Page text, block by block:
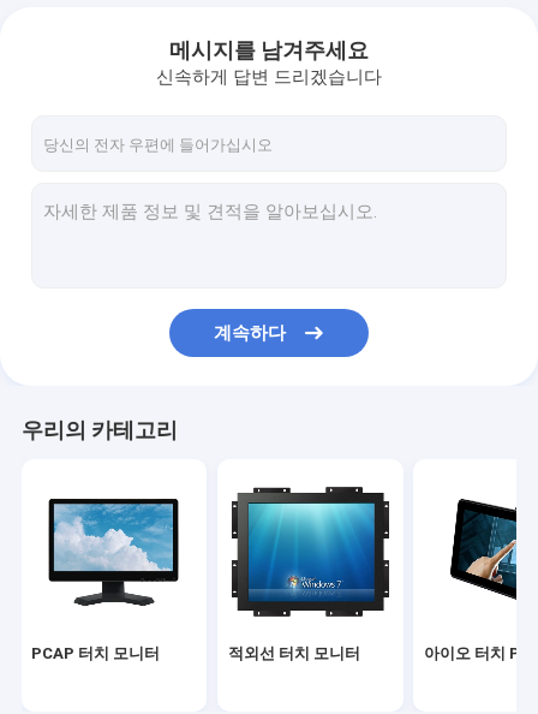
아이오 터치 PC
PCAP 터치 스크린
PCAP 터치 포일
TFT LCD 패널
표면 음파 터치 스크린
커브드 터치 스크린 모니터
메시지를 남겨주세요
신속하게 답변 드리겠습니다
계속하다
우리의 카테고리
PCAP 터치 모니터 적외선 터치 모니터 아이오 터치 PC